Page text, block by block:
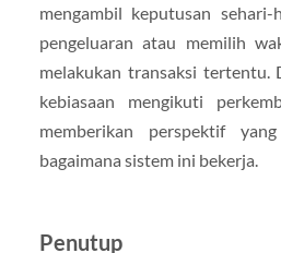
mengambil keputusan
pengeluaran atau memilih
melakukan transaksi tertentu.
kebiasaan mengikuti
memberikan perspektif
bagaimana sistem ini bekerja.
Penutup